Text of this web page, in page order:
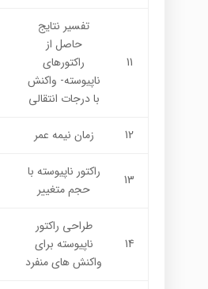
11
تفسير نتايج
حاصل از
راكتورهاي
ناپيوسته- واكنش
با درجات انتقالي
12 زمان نيمه عمر
13
راكتور ناپيوسته با
حجم متغيير
14
طراحي راكتور
ناپيوسته براي
واكنش هاي منفرد